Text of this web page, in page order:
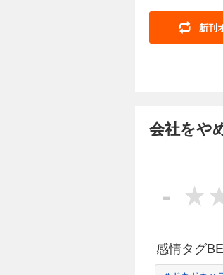
新刊
会社をや
-
感情タグ